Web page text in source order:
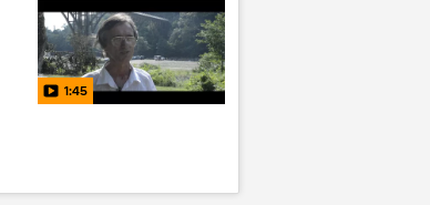
1:45